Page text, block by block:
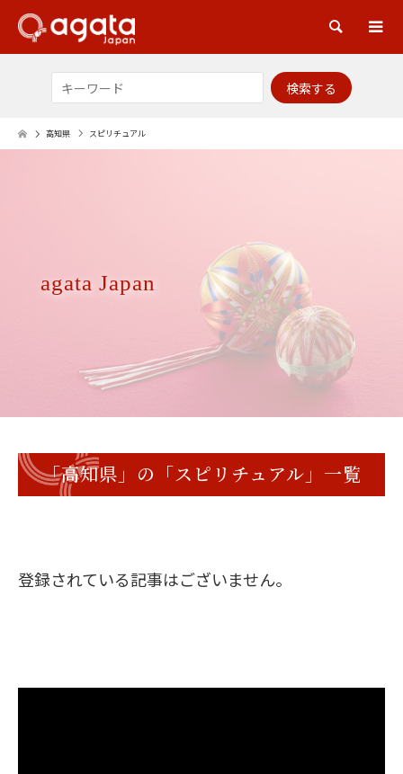
検索
高知県 スピリチュアル
agata Japan
「高知県」の「スピリチュアル」一覧
登録されている記事はございません。